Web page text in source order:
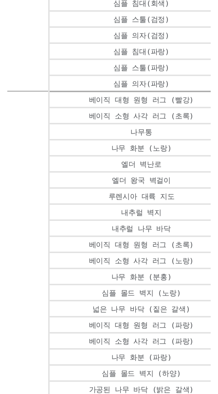
심플 침대(회색)
심플 스툴(검정)
심플 의자(검정)
심플 침대(파랑)
심플 스툴(파랑)
심플 의자(파랑)
베이직 대형 원형 러그 (빨강)
베이직 소형 사각 러그 (초록)
나무통
나무 화분 (노랑)
엘더 벽난로
엘더 왕국 벽걸이
루렌시아 대륙 지도
내추럴 벽지
내추럴 나무 바닥
베이직 대형 원형 러그 (초록)
베이직 소형 사각 러그 (노랑)
나무 화분 (분홍)
심플 몰드 벽지 (노랑)
넓은 나무 바닥 (짙은 갈색)
베이직 대형 원형 러그 (파랑)
베이직 소형 사각 러그 (파랑)
나무 화분 (파랑)
심플 몰드 벽지 (하양)
가공된 나무 바닥 (밝은 갈색)